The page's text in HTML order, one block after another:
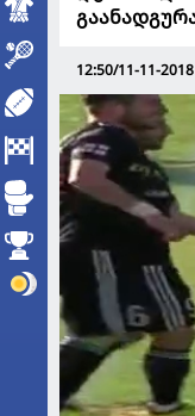
12:50/11-11-2018